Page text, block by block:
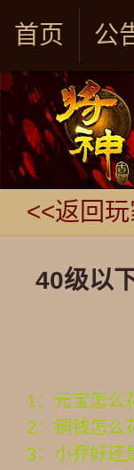
首页 公
<<返回
40级以
1：元宝怎么
2：铜钱怎么
3：小乔好还